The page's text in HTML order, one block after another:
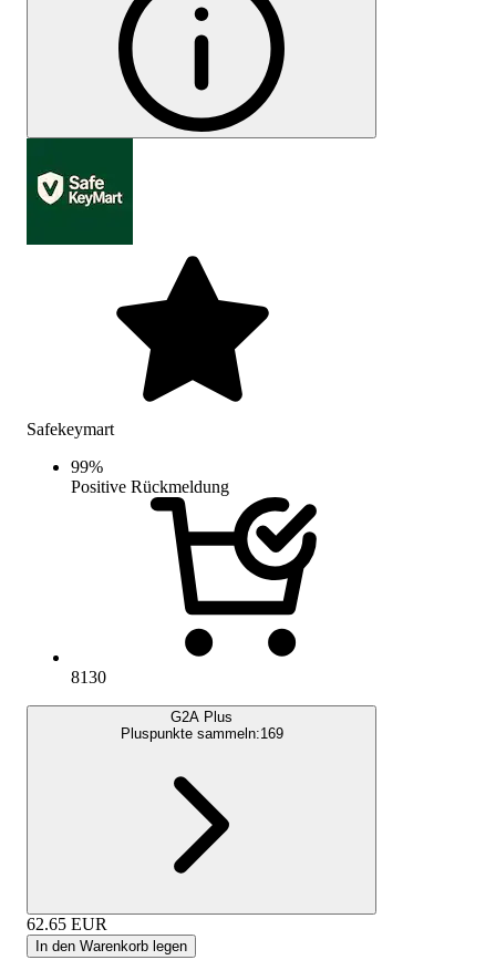
Safekeymart
99%
Positive Rückmeldung
8130
G2A Plus
Pluspunkte sammeln:169
62.65 EUR
In den Warenkorb legen